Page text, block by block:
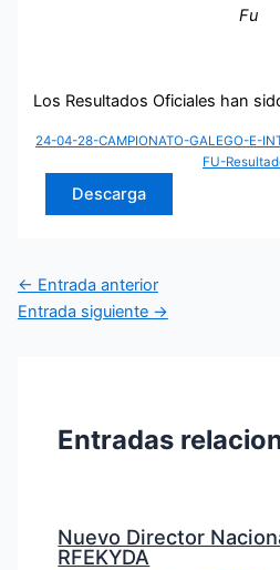
Fu
Los Resultados Oficiales han
24-04-28-CAMPIONATO-GALEGO-E-
FU-
Descarga
← Entrada anterior
Entrada siguiente →
Entradas
Nuevo Director
RFEKYDA